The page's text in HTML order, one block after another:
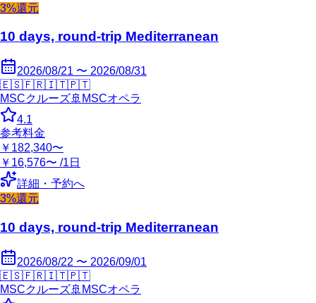
3%還元
10 days, round-trip Mediterranean
2026/08/21 〜 2026/08/31
🇪🇸🇫🇷🇮🇹🇵🇹
MSCクルーズ🚢 MSCオペラ
4.1
参考料金
￥182,340〜
￥16,576〜 /1日
詳細・予約へ
3%還元
10 days, round-trip Mediterranean
2026/08/22 〜 2026/09/01
🇪🇸🇫🇷🇮🇹🇵🇹
MSCクルーズ🚢 MSCオペラ